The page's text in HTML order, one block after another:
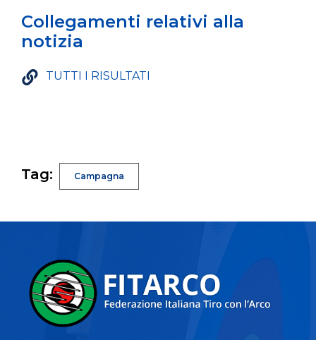
Collegamenti relativi alla
notizia
TUTTI I RISULTATI
Tag: Campagna